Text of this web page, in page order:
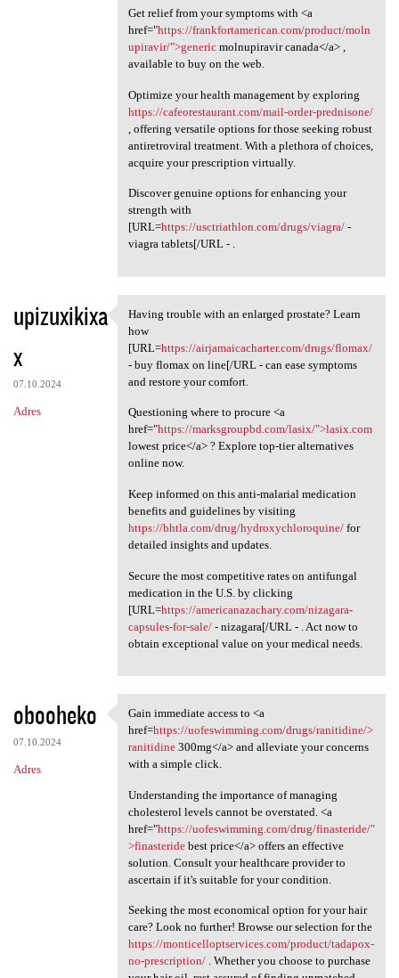
Get relief from your symptoms with <a
href="https://frankfortamerican.com/product/moln
upiravir/">genericmolnupiravir canada</a> ,
available to buy on the web.
Optimize your health management by exploring
https://cafeorestaurant.com/mail-order-prednisone/
, offering versatile options for those seeking robust
antiretroviral treatment. With a plethora of choices,
acquire your prescription virtually.
Discover genuine options for enhancing your
strength with
[URL=https://usctriathlon.com/drugs/viagra/-
viagra tablets[/URL - .
upizuxikixa
x
07.10.2024
Adres
Having trouble with an
Having trouble with an enlarged prostate? Learn
how
[URL=https://airjamaicacharter.com/drugs/flomax/
- buy flomax on line[/URL - can ease symptoms
and restore your comfort.
Questioning where to procure <a
href="https://marksgroupbd.com/lasix/">lasix.com
lowest price</a> ? Explore top-tier alternatives
online now.
Keep informed on this anti-malarial medication
benefits and guidelines by visiting
https://bhtla.com/drug/hydroxychloroquine/for
detailed insights and updates.
Secure the most competitive rates on antifungal
medication in the U.S. by clicking
[URL=https://americanazachary.com/nizagara-
capsules-for-sale/- nizagara[/URL - . Act now to
obtain exceptional value on your medical needs.
obooheko
07.10.2024
Adres
Gain immediate access to <a
Gain immediate access to <a
href=https://uofeswimming.com/drugs/ranitidine/>
ranitidine300mg</a> and alleviate your concerns
with a simple click.
Understanding the importance of managing
cholesterol levels cannot be overstated. <a
href="https://uofeswimming.com/drug/finasteride/"
>finasteridebest price</a> offers an effective
solution. Consult your healthcare provider to
ascertain if it's suitable for your condition.
Seeking the most economical option for your hair
care? Look no further! Browse our selection for the
https://monticelloptservices.com/product/tadapox-
no-prescription/. Whether you choose to purchase